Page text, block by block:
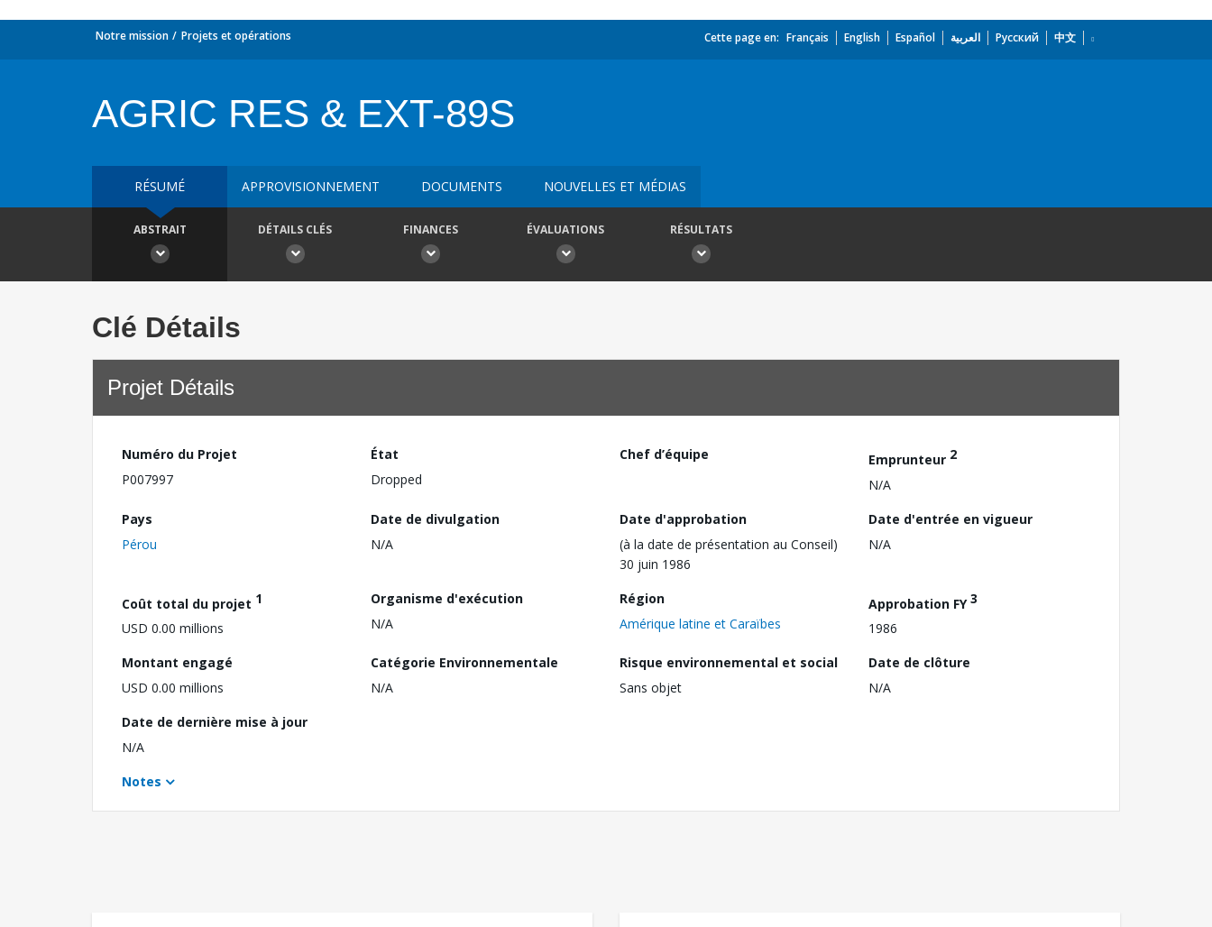
Notre mission Projets et opérations Cette page en: Français English Español العربية Русский 中文
AGRIC RES & EXT-89S
RÉSUMÉ APPROVISIONNEMENT DOCUMENTS NOUVELLES ET MÉDIAS
ABSTRAIT DÉTAILS CLÉS FINANCES ÉVALUATIONS RÉSULTATS
Clé Détails
Projet Détails
Numéro du Projet
P007997
État
Dropped
Chef d’équipe Emprunteur 2
N/A
Pays
Pérou
Date de divulgation
N/A
Date d'approbation
(à la date de présentation au Conseil)
30 juin 1986
Date d'entrée en vigueur
N/A
Coût total du projet 1
USD 0.00 millions
Organisme d'exécution
N/A
Région
Amérique latine et Caraïbes
Approbation FY3
1986
Montant engagé
USD 0.00 millions
Catégorie Environnementale
N/A
Risque environnemental et social
Sans objet
Date de clôture
N/A
Date de dernière mise à jour
N/A
Notes